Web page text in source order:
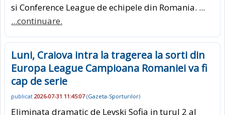
si Conference League de echipele din Romania. ...
...continuare.
Luni, Craiova intra la tragerea la sorti din
Europa League Campioana Romaniei va fi
cap de serie
publicat 2026-07-31 11:45:07(Gazeta-Sporturilor)
Eliminata dramatic de Levski Sofia in turul 2 al